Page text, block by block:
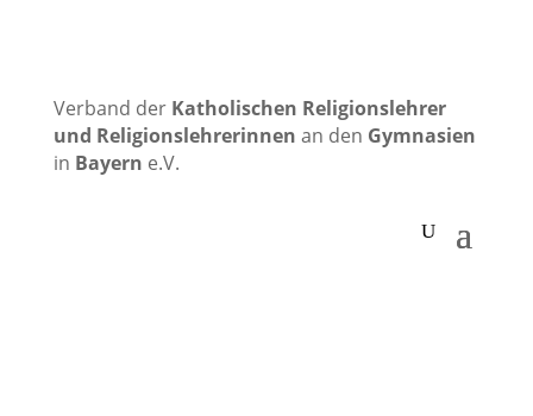
Verband der Katholischen Religionslehrer
und Religionslehrerinnen an den Gymnasien
in Bayern e.V.